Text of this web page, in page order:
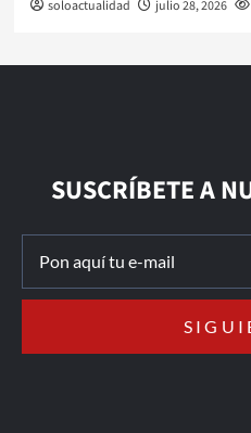
soloactualidad julio 28, 2026
SUSCRÍBETE A